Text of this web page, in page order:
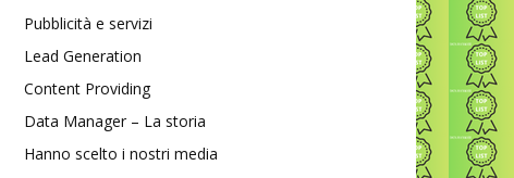
Pubblicità e servizi
Lead Generation
Content Providing
Data Manager – La storia
Hanno scelto i nostri media